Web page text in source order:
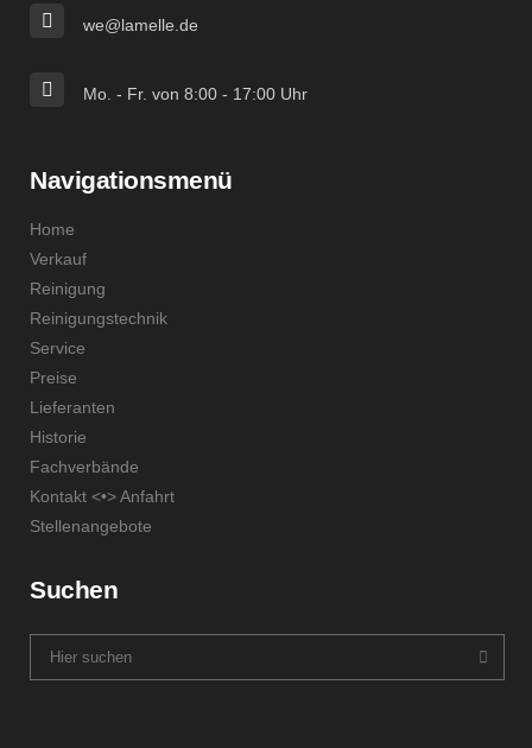
we@lamelle.de
Mo. - Fr. von 8:00 - 17:00 Uhr
Navigationsmenü
Home
Verkauf
Reinigung
Reinigungstechnik
Service
Preise
Lieferanten
Historie
Fachverbände
Kontakt <•> Anfahrt
Stellenangebote
Suchen